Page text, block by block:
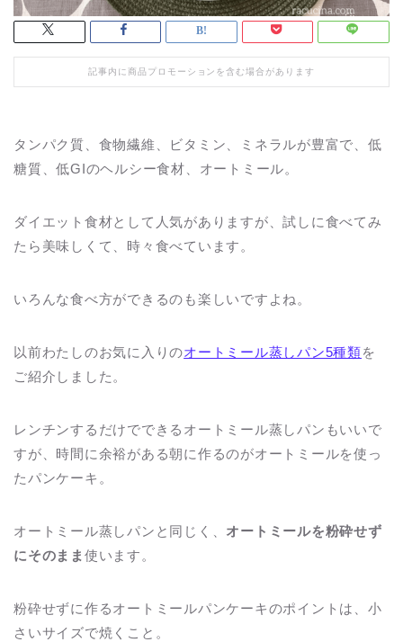
記事内に商品プロモーションを含む場合があります
タンパク質、食物繊維、ビタミン、ミネラルが豊富で、低
糖質、低GIのヘルシー食材、オートミール。
ダイエット食材として人気がありますが、試しに食べてみ
たら美味しくて、時々食べています。
いろんな食べ方ができるのも楽しいですよね。
以前わたしのお気に入りのオートミール蒸しパン5種類を
ご紹介しました。
レンチンするだけでできるオートミール蒸しパンもいいで
すが、時間に余裕がある朝に作るのがオートミールを使っ
たパンケーキ。
オートミール蒸しパンと同じく、 オートミールを粉砕せず
にそのまま 使います。
粉砕せずに作るオートミールパンケーキのポイントは、小
さいサイズで焼くこと。